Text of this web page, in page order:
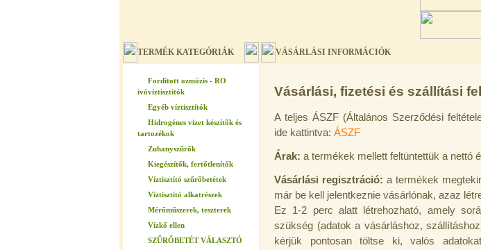
TERMÉK KATEGÓRIÁK
Fordított ozmózis - RO
ivóvíztisztítók
Egyéb víztisztítók
Hidrogénes vizet készítők és
tartozékok
Zuhanyszűrők
Kiegészítők, fertőtlenítők
Víztisztító szűrőbetétek
Víztisztító alkatrészek
Mérőműszerek, teszterek
Vízkő ellen
SZŰRŐBETÉT VÁLASZTÓ
VÁSÁRLÁSI INFORMÁCIÓK
Vásárlási, fizetési és szállítási
A teljes ÁSZF (Általános Szerződési
ide kattintva: ÁSZF
Árak: a termékek mellett feltüntettük a nettó
Vásárlási regisztráció: a termékek
már be kell jelentkeznie vásárlónak, azaz
Ez 1-2 perc alatt létrehozható, amely
szükség (adatok a vásárláshoz,
kérjük pontosan töltse ki, valós